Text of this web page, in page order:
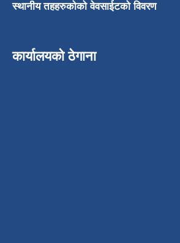
स्थानीय तहहरुकोको वेवसाईटको विवरण
कार्यालयको ठेगाना